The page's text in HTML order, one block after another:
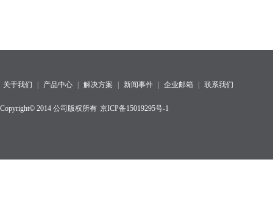
关于我们 产品中心 解决方案 新闻事件 企业邮箱 联系我们
Copyright© 2014 公司版权所有 京ICP备15019295号-1